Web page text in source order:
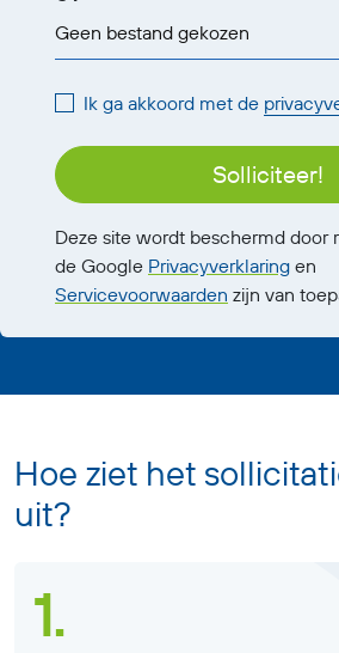
Geen bestand gekozen
Ik ga akkoord met de
Solliciteer!
Deze site wordt beschermd door
de Google Privacyverklaring en
Servicevoorwaarden zijn van
Hoe ziet het
uit?
1.